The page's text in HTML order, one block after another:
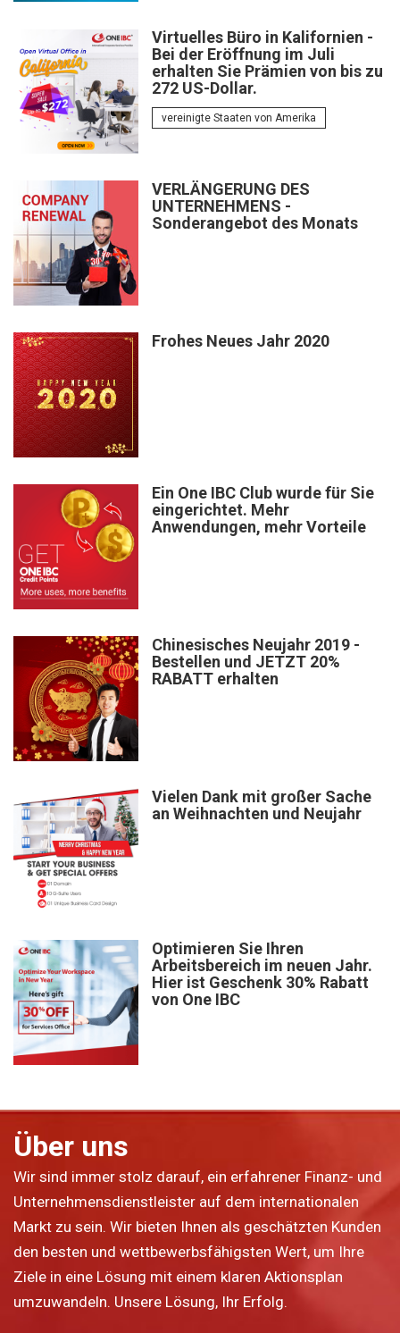
Virtuelles Büro in Kalifornien -
Bei der Eröffnung im Juli
erhalten Sie Prämien von bis zu
272 US-Dollar.
vereinigte Staaten von Amerika
VERLÄNGERUNG DES
UNTERNEHMENS -
Sonderangebot des Monats
Frohes Neues Jahr 2020
Ein One IBC Club wurde für Sie
eingerichtet. Mehr
Anwendungen, mehr Vorteile
Chinesisches Neujahr 2019 -
Bestellen und JETZT 20%
RABATT erhalten
Vielen Dank mit großer Sache
an Weihnachten und Neujahr
Optimieren Sie Ihren
Arbeitsbereich im neuen Jahr.
Hier ist Geschenk 30% Rabatt
von One IBC
Über uns
Wir sind immer stolz darauf, ein erfahrener Finanz- und
Unternehmensdienstleister auf dem internationalen
Markt zu sein. Wir bieten Ihnen als geschätzten Kunden
den besten und wettbewerbsfähigsten Wert, um Ihre
Ziele in eine Lösung mit einem klaren Aktionsplan
umzuwandeln. Unsere Lösung, Ihr Erfolg.